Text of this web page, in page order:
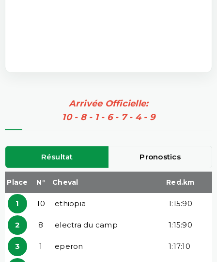
Arrivée Officielle:
10 - 8 - 1 - 6 - 7 - 4 - 9
Résultat Pronostics
Place N° Cheval Red.km
1 10 ethiopia 1:15:90
2 8 electra du camp 1:15:90
3 1 eperon 1:17:10